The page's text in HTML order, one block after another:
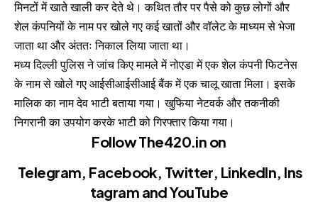
मिनटों में खाते खाली कर देते थे। कथित तौर पर पैसे को कुछ लोगों और
शेल कंपनियों के नाम पर खोले गए कई खातों और वॉलेट के माध्यम से भेजा
जाता था और अंततः निकाल लिया जाता था।
मध्य दिल्ली पुलिस ने जांच किए मामले में नोएडा में एक शेल कंपनी फिटनेस
के नाम से खोले गए आईसीआईसीआई बैंक में एक चालू खाता मिला। इसके
मालिक का नाम देव भाटी बताया गया। खुफिया नेटवर्क और तकनीकी
निगरानी का उपयोग करके भाटी को गिरफ्तार किया गया।
Follow The420.in on
Telegram, Facebook, Twitter, LinkedIn, Ins
tagram andYouTube